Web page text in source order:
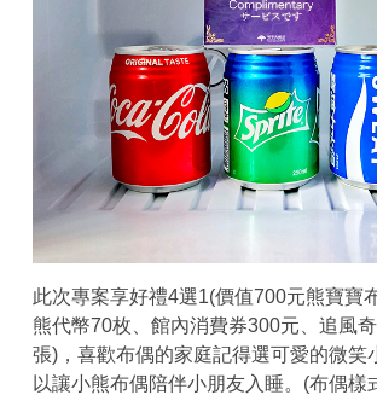
此次專案享好禮4選1(價值700元熊寶寶
熊代幣70枚、館內消費券300元、追風
張)，喜歡布偶的家庭記得選可愛的微笑
以讓小熊布偶陪伴小朋友入睡。(布偶樣